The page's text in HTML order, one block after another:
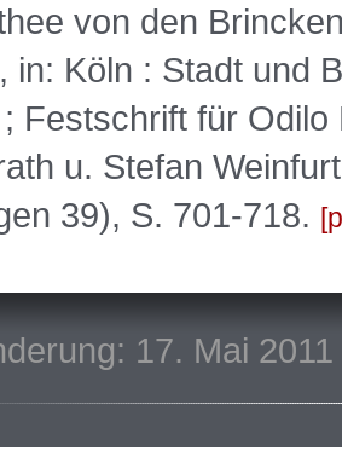
von den
in: Köln : Stadt und
Festschrift für
u. Stefan
39), S. 701-718.
17. Mai